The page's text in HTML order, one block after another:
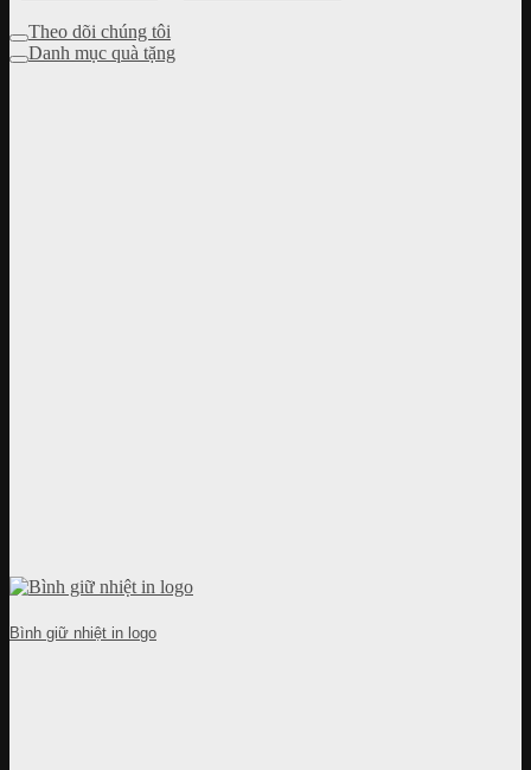
Theo dõi chúng tôi
Danh mục quà tặng
Bình giữ nhiệt in logo